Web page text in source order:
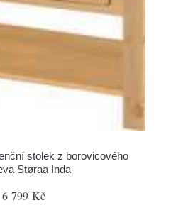
stolek z borovicového
Støraa Inda
6 799 Kč